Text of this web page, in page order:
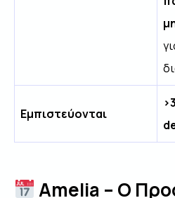
Εμπιστεύονται
Amelia – Ο